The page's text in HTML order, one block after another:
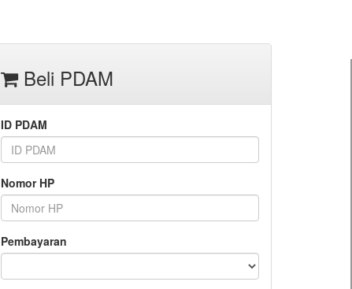
Beli PDAM
ID PDAM
Nomor HP
Pembayaran